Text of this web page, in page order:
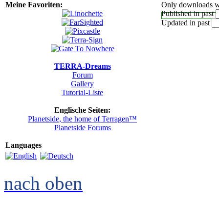
Meine Favoriten:
TERRA-Dreams
Forum
Gallery
Tutorial-Liste
Englische Seiten:
Planetside, the home of Terragen™
Planetside Forums
Languages
Only downloads
Published in past
Updated in past
nach oben